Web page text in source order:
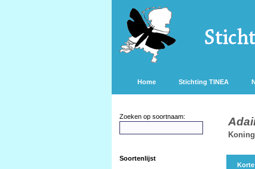
Home Stichting TINEA
Zoeken op soortnaam:
Soortenlijst